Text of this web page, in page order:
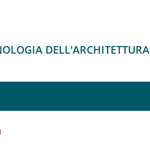
DELL'ARCHITETTURA